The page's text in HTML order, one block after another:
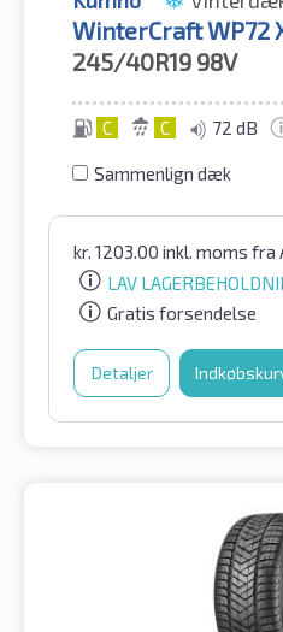
WinterCraft WP72
245/40R19 98V
C C 72 dB
Sammenlign dæk
kr. 1203.00 inkl. moms fra
LAV
Gratis forsendelse
Detaljer